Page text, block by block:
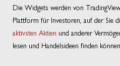
Die Widgets werden von
Plattform für Investoren, auf der Sie
aktivsten Aktien und anderer
lesen und Handelsideen finden können.